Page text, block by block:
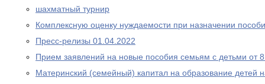
шахматный турнир
Комплексную оценку нуждаемости при назначении
Пресс-релизы 01.04.2022
Прием заявлений на новые пособия семьям с детьми от
Материнский (семейный) капитал на образование детей